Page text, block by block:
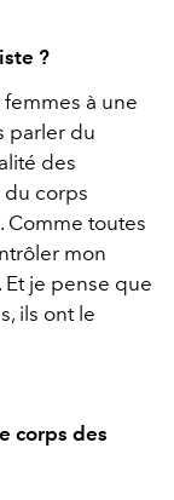
?
à une
parler du
des
du corps
Comme toutes
mon
Et je pense que
ils ont le
corps des